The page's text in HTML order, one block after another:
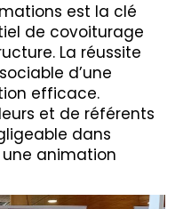
est la clé
de covoiturage
La réussite
d’une
efficace.
et de référents
dans
animation